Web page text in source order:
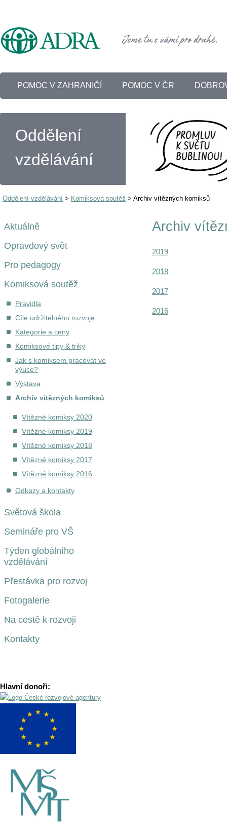
POMOC V ZAHRANIČÍ POMOC V ČR
Oddělení
vzdělávání
Oddělení vzdělávání > Komiksová soutěž > Archiv vítězných komiksů
Aktuálně
Opravdový svět
Pro pedagogy
Komiksová soutěž
Pravidla
Cíle udržitelného rozvoje
Kategorie a ceny
Komiksové tipy & triky
Jak s komiksem pracovat ve
výuce?
Výstava
Archiv vítězných komiksů
Vítězné komiksy 2020
Vítězné komiksy 2019
Vítězné komiksy 2018
Vítězné komiksy 2017
Vítězné komiksy 2016
Odkazy a kontakty
Světová škola
Semináře pro VŠ
Týden globálního
vzdělávání
Přestávka pro rozvoj
Fotogalerie
Na cestě k rozvoji
Kontakty
Hlavní donoři:
Archiv
2019
2018
2017
2016